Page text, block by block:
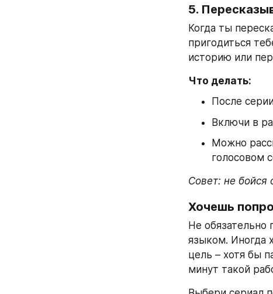
5.
Когда ты
пригодиться
историю или
Что делать:
После
Включи в
Можно
голосовом
Совет: не бойся
Хочешь
Не обязательно
языком. Иногда
цель – хотя бы
минут такой